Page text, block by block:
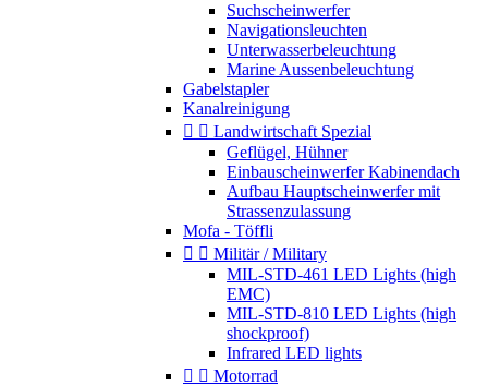
Suchscheinwerfer
Navigationsleuchten
Unterwasserbeleuchtung
Marine Aussenbeleuchtung
Gabelstapler
Kanalreinigung
  Landwirtschaft Spezial
Geflügel, Hühner
Einbauscheinwerfer Kabinendach
Aufbau Hauptscheinwerfer mit
Strassenzulassung
Mofa - Töffli
  Militär / Military
MIL-STD-461 LED Lights (high
EMC)
MIL-STD-810 LED Lights (high
shockproof)
Infrared LED lights
  Motorrad